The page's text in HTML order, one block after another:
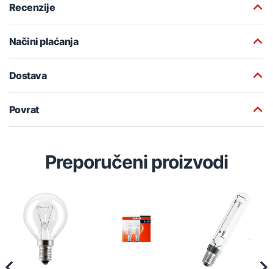
Recenzije
Načini plaćanja
Dostava
Povrat
Preporučeni proizvodi